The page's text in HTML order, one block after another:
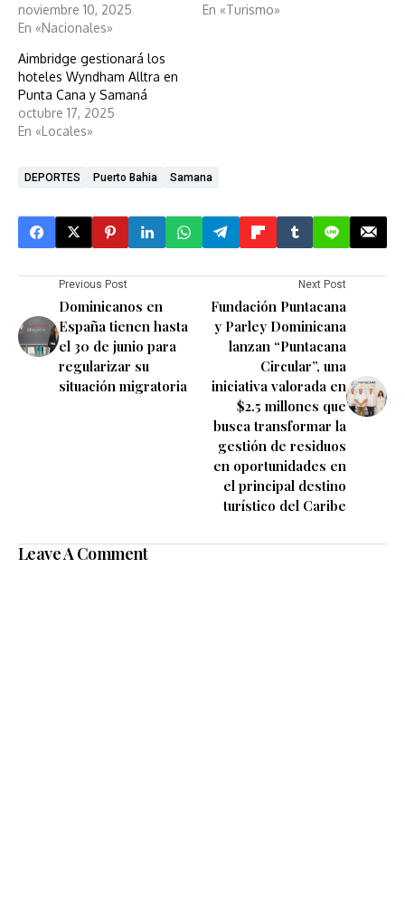
noviembre 10, 2025
En «Nacionales»
En «Turismo»
Aimbridge gestionará los
hoteles Wyndham Alltra en
Punta Cana y Samaná
octubre 17, 2025
En «Locales»
DEPORTES Puerto Bahia Samana
Previous Post
Dominicanos en
España tienen hasta
el 30 de junio para
regularizar su
situación migratoria
Next Post
Fundación Puntacana
y Parley Dominicana
lanzan “Puntacana
Circular”, una
iniciativa valorada en
$2.5 millones que
busca transformar la
gestión de residuos
en oportunidades en
el principal destino
turístico del Caribe
Leave A Comment